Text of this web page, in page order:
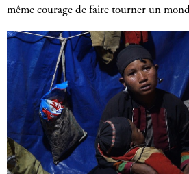
même courage de faire tourner un